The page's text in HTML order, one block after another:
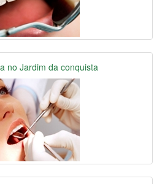
no Jardim da conquista